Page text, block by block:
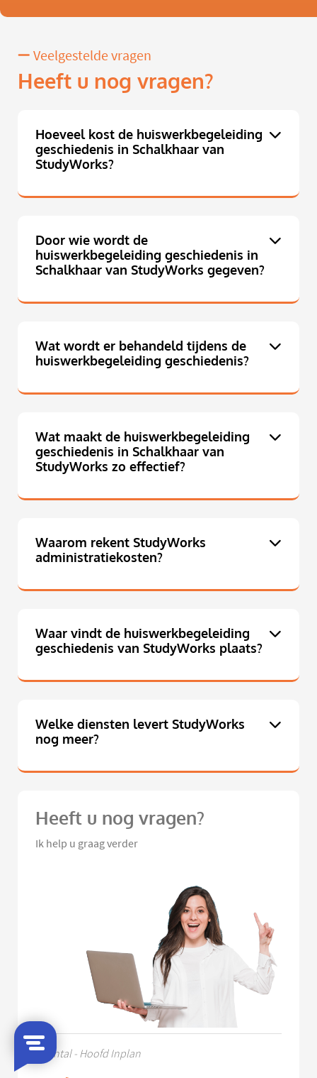
Veelgestelde vragen
Heeft u nog vragen?
Hoeveel kost de huiswerkbegeleiding
geschiedenis in Schalkhaar van
StudyWorks?
Door wie wordt de
huiswerkbegeleiding geschiedenis in
Schalkhaar van StudyWorks gegeven?
Wat wordt er behandeld tijdens de
huiswerkbegeleiding geschiedenis?
Wat maakt de huiswerkbegeleiding
geschiedenis in Schalkhaar van
StudyWorks zo effectief?
Waarom rekent StudyWorks
administratiekosten?
Waar vindt de huiswerkbegeleiding
geschiedenis van StudyWorks plaats?
Welke diensten levert StudyWorks
nog meer?
Heeft u nog vragen?
Ik help u graag verder
Chantal - Hoofd Inplan